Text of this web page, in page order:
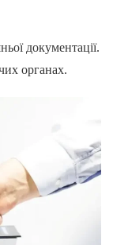
документації.
органах.